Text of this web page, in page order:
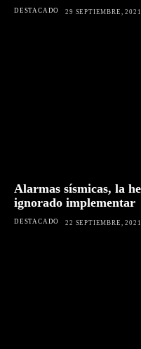
DESTACADO 29 SEPTIEMBRE, 2021
Alarmas sísmicas, la
ignorado implementar
DESTACADO 22 SEPTIEMBRE, 2021